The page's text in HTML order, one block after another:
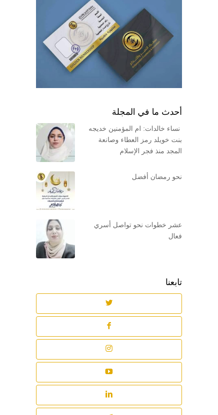
أحدث ما في المجلة
نساء خالدات: ام المؤمنين خديجه
بنت خويلد رمز العطاء وصانعة
المجد منذ فجر الإسلام
نحو رمضان أفضل
عشر خطوات نحو تواصل أسري
فعال
تابعنا